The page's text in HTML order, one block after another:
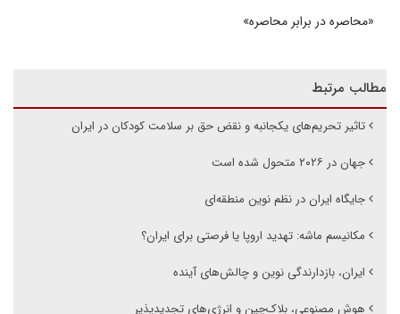
«محاصره در برابر محاصره»
مطالب مرتبط
تاثیر تحریم‌های یکجانبه و نقض حق بر سلامت کودکان در ایران
جهان در ۲۰۲۶ متحول شده است
جایگاه ایران در نظم نوین منطقه‌ای
مکانیسم ماشه: تهدید اروپا یا فرصتی برای ایران؟
ایران، بازدارندگی نوین و چالش‌های آینده
هوش مصنوعی، بلاک‌چین و انرژی‌های تجدیدپذیر